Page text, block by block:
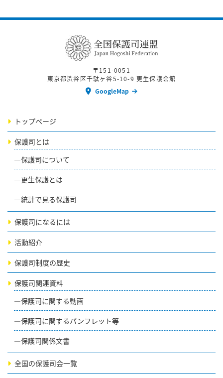
〒151-0051
東京都渋谷区千駄ヶ谷5-10-9 更生保護会館
GoogleMap
トップページ
保護司とは
保護司について
更生保護とは
統計で見る保護司
保護司になるには
活動紹介
保護司制度の歴史
保護司関連資料
保護司に関する動画
保護司に関するパンフレット等
保護司関係文書
全国の保護司会一覧